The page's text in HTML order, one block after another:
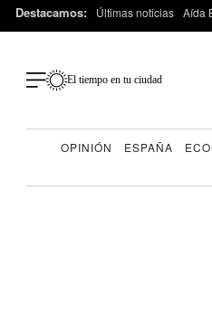
Destacamos: Últimas noticias Aída
El tiempo en tu ciudad
OPINIÓN ESPAÑA